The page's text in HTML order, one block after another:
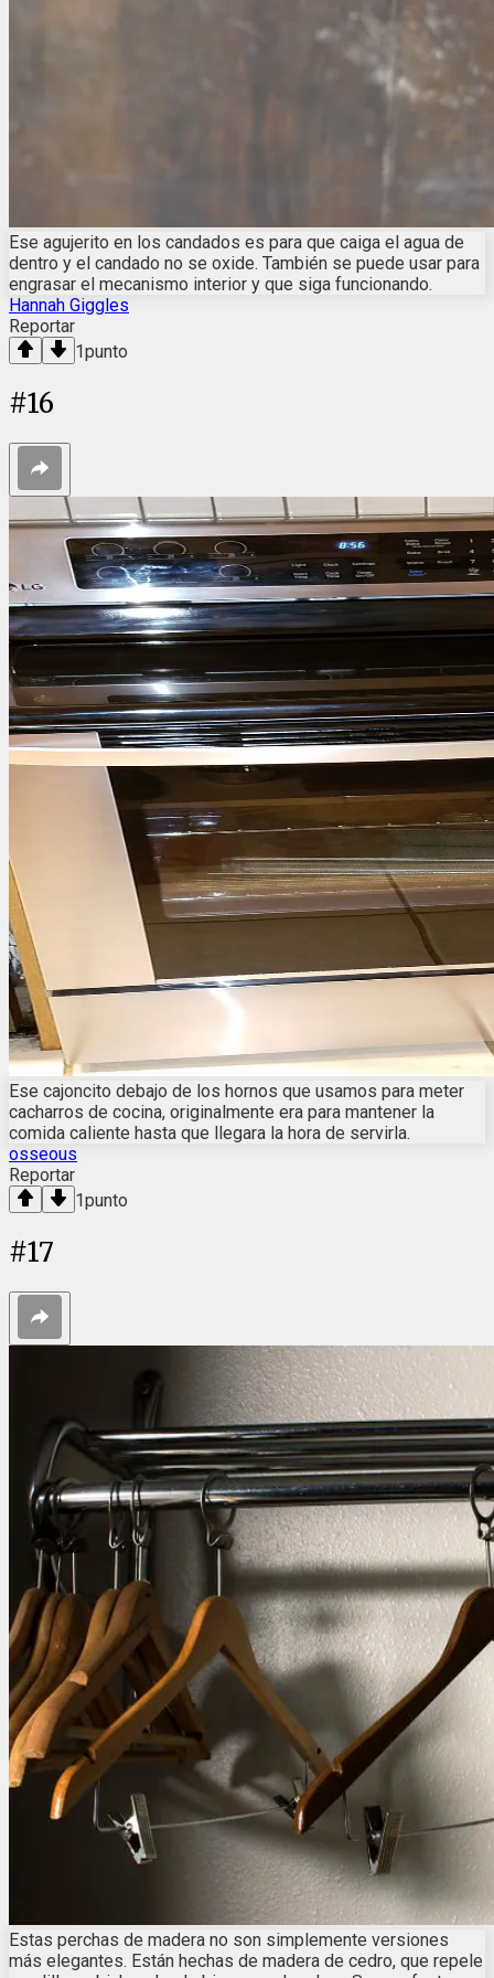
Ese agujerito en los candados es para que caiga el agua de
dentro y el candado no se oxide. También se puede usar para
engrasar el mecanismo interior y que siga funcionando.
Hannah Giggles
Reportar
1punto
#16
Ese cajoncito debajo de los hornos que usamos para meter
cacharros de cocina, originalmente era para mantener la
comida caliente hasta que llegara la hora de servirla.
osseous
Reportar
1punto
#17
Estas perchas de madera no son simplemente versiones
más elegantes. Están hechas de madera de cedro, que repele